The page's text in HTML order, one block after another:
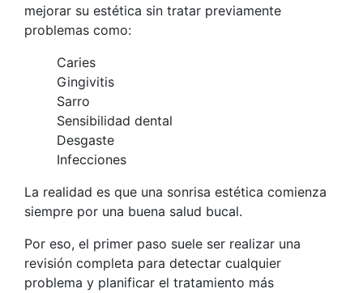
mejorar su estética sin tratar previamente
problemas como:
Caries
Gingivitis
Sarro
Sensibilidad dental
Desgaste
Infecciones
La realidad es que una sonrisa estética comienza
siempre por una buena salud bucal.
Por eso, el primer paso suele ser realizar una
revisión completa para detectar cualquier
problema y planificar el tratamiento más